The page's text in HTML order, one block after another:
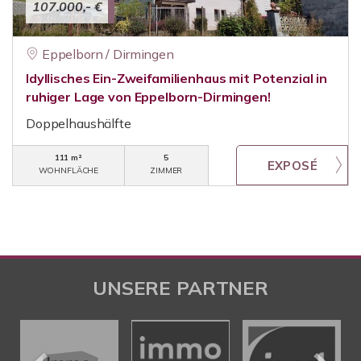
107.000,- €
Eppelborn / Dirmingen
Idyllisches Ein-Zweifamilienhaus mit Potenzial in
ruhiger Lage von Eppelborn-Dirmingen!
Doppelhaushälfte
111 m²
WOHNFLÄCHE
5
ZIMMER
UNSERE PARTNER